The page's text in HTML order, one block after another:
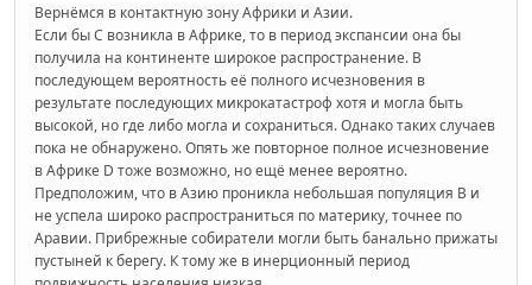
Вернёмся в контактную зону Африки и Азии.
Если бы С возникла в Африке, то в период экспансии она бы
получила на континенте широкое распространение. В
последующем вероятность её полного исчезновения в
результате последующих микрокатастроф хотя и могла быть
высокой, но где либо могла и сохраниться. Однако таких случаев
пока не обнаружено. Опять же повторное полное исчезновение
в Африке D тоже возможно, но ещё менее вероятно.
Предположим, что в Азию проникла небольшая популяция В и
не успела широко распространиться по материку, точнее по
Аравии. Прибрежные собиратели могли быть банально прижаты
пустыней к берегу. К тому же в инерционный период